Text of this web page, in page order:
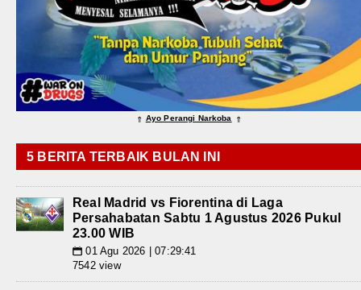
⇑ Ayo Perangi Narkoba ⇑
5 BERITA TERBAIK BULAN INI
Real Madrid vs Fiorentina di Laga
Persahabatan Sabtu 1 Agustus 2026 Pukul
23.00 WIB
📅 01 Agu 2026 | 07:29:41
7542 view